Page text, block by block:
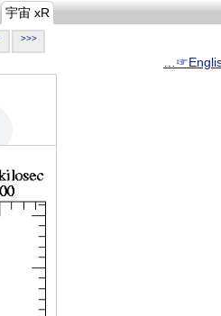
宇宙 xR
>>>